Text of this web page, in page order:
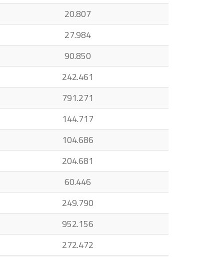
20.807
27.984
90.850
242.461
791.271
144.717
104.686
204.681
60.446
249.790
952.156
272.472